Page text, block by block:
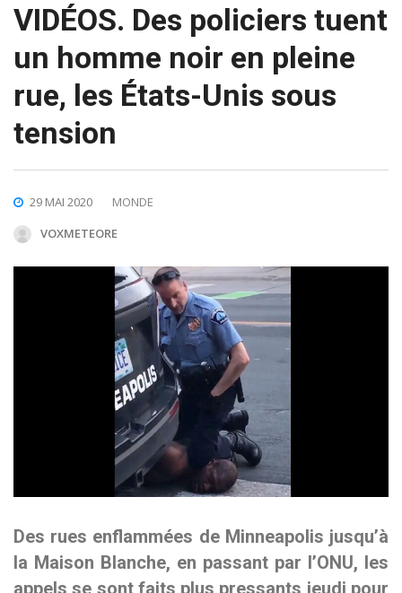
VIDÉOS. Des policiers tuent
un homme noir en pleine
rue, les États-Unis sous
tension
29 MAI 2020
MONDE
VOXMETEORE
Des rues enflammées de Minneapolis jusqu’à
la Maison Blanche, en passant par l’ONU, les